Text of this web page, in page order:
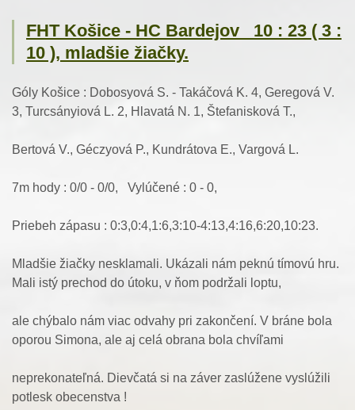
FHT Košice - HC Bardejov 10 : 23 ( 3 :
10 ), mladšie žiačky.
Góly Košice : Dobosyová S. - Takáčová K. 4, Geregová V.
3, Turcsányiová L. 2, Hlavatá N. 1, Štefanisková T.,
Bertová V., Géczyová P., Kundrátova E., Vargová L.
7m hody : 0/0 - 0/0, Vylúčené : 0 - 0,
Priebeh zápasu : 0:3,0:4,1:6,3:10-4:13,4:16,6:20,10:23.
Mladšie žiačky nesklamali. Ukázali nám peknú tímovú hru.
Mali istý prechod do útoku, v ňom podržali loptu,
ale chýbalo nám viac odvahy pri zakončení. V bráne bola
oporou Simona, ale aj celá obrana bola chvíľami
neprekonateľná. Dievčatá si na záver zaslúžene vyslúžili
potlesk obecenstva !